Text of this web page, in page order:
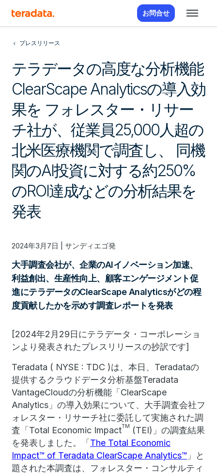
お問合せ
プレスリリース
テラデータの高度な分析機能
ClearScape Analyticsの導入効
果を フォレスター・リサー
チ社が、従業員25,000人超の
北米医療機関で調査し、 同機
関のAI投資に対する約250%
のROI達成などの分析結果を
発表
2024年3月7日 | サンディエゴ発
大手調査会社が、企業のAIイノベーション加速、
利益創出、生産性向上、顧客エンゲージメント促
進にテラデータのClearScape Analyticsがどの程
度貢献したかを示めす調査レポートを発表
[2024年2月 29日にテラデータ・コーポレーショ
ンより発表されたプレスリリースの抄訳です]
Teradata ( NYSE : TDC )は、本日、Teradataの
提供するクラウドデータ分析基盤Teradata
VantageCloudの分析機能「ClearScape
Analytics」の導入効果について、大手調査会社フ
ォレスター・リサーチ社に委託して実施された調
査「Total Economic ImpactTM
(TEI)」の調査結果
を発表しました。「 The Total Economic
Impact™ of Teradata ClearScape Analytics™ 」と
題された本調査は、フォレスター・コンサルティ